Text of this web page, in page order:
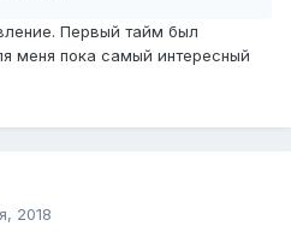
Первый тайм был
меня пока самый интересный
2018